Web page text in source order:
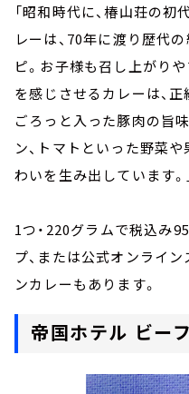
「昭和時代に、椿山荘の
レーは、70年に渡り歴代
ピ。お子様も召し上がり
を感じさせるカレーは、正
ごろっと入った豚肉の旨味
ン、トマトといった野菜
わいを生み出しています。
1つ・220グラムで税込み
プ、または公式オンライ
ンカレーもあります。
帝国ホテル ビー